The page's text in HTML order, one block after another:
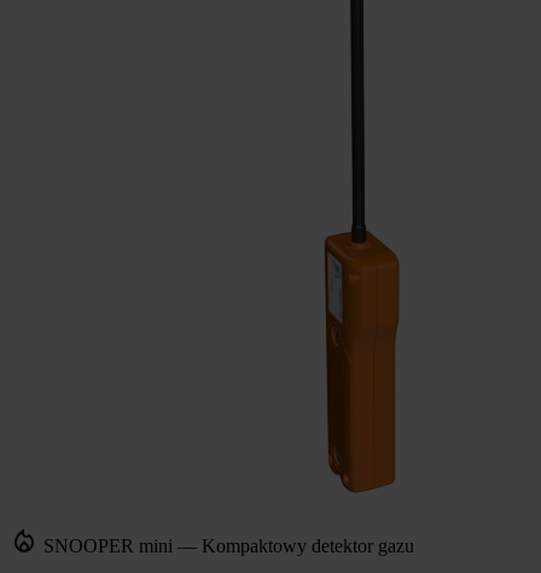
SNOOPER mini — Kompaktowy detektor gazu